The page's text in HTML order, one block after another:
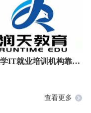
武汉学IT就业培训机构靠谱推荐（2026最新）
查看更多